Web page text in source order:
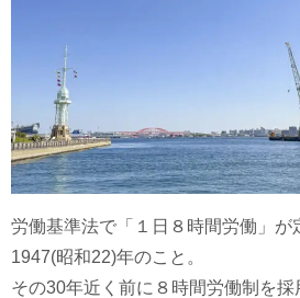
労働基準法で「１日８時間労働」が
1947(昭和22)年のこと。
その30年近く前に８時間労働制を